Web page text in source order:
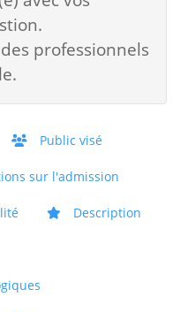
professionnels
Public visé
sur l'admission
Description